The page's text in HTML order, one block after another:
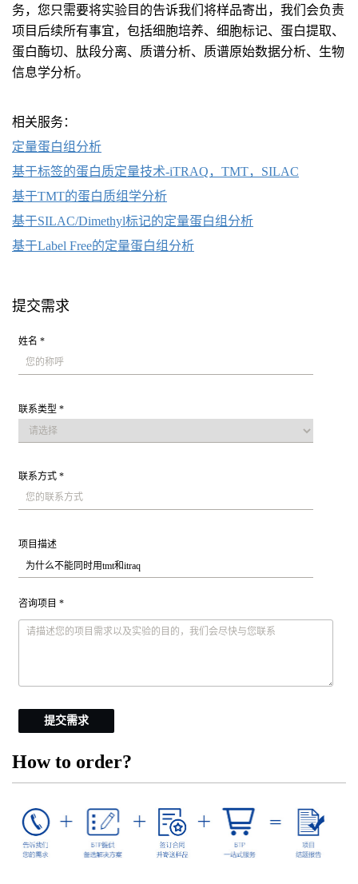
务，您只需要将实验目的告诉我们将样品寄出，我们会负责
项目后续所有事宜，包括细胞培养、细胞标记、蛋白提取、
蛋白酶切、肽段分离、质谱分析、质谱原始数据分析、生物
信息学分析。
相关服务：
定量蛋白组分析
基于标签的蛋白质定量技术-iTRAQ，TMT，SILAC
基于TMT的蛋白质组学分析
基于SILAC/Dimethyl标记的定量蛋白组分析
基于Label Free的定量蛋白组分析
提交需求
姓名 *
联系类型 *
联系方式 *
项目描述
咨询项目 *
提交需求
How to order?